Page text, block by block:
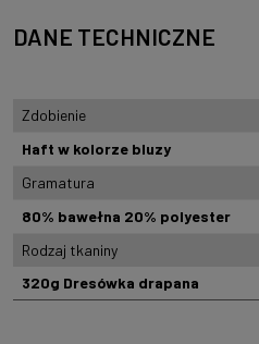
DANE TECHNICZNE
Zdobienie
Haft w kolorze bluzy
Gramatura
80% bawełna 20% polyester
Rodzaj tkaniny
320g Dresówka drapana